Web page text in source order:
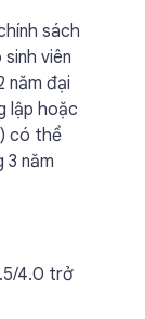
sách
viên
năm đại
lập hoặc
có thể
năm
4.0 trở